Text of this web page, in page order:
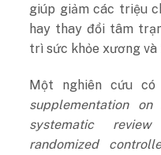
giúp giảm các triệu
hay thay đổi tâm
trì sức khỏe xương và
Một nghiên cứu
supplementation
systematic
randomized